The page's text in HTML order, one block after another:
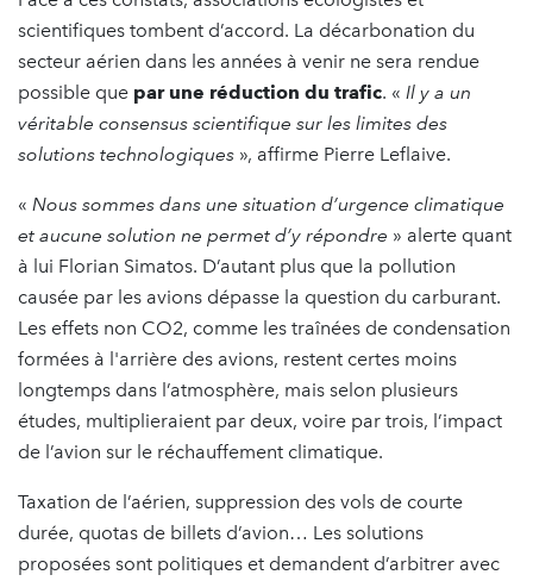
scientifiques tombent d’accord. La décarbonation du
secteur aérien dans les années à venir ne sera rendue
possible que par une réduction du trafic. « Il y a un
véritable consensus scientifique sur les limites des
solutions technologiques », affirme Pierre Leflaive.
« Nous sommes dans une situation d’urgence climatique
et aucune solution ne permet d’y répondre » alerte quant
à lui Florian Simatos. D’autant plus que la pollution
causée par les avions dépasse la question du carburant.
Les effets non CO2, comme les traînées de condensation
formées à l'arrière des avions, restent certes moins
longtemps dans l’atmosphère, mais selon plusieurs
études, multiplieraient par deux, voire par trois, l’impact
de l’avion sur le réchauffement climatique.
Taxation de l’aérien, suppression des vols de courte
durée, quotas de billets d’avion… Les solutions
proposées sont politiques et demandent d’arbitrer avec